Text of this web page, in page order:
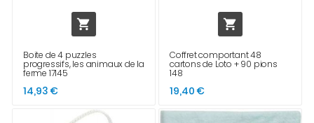

Boite de 4 puzzles
progressifs, les animaux de la
ferme 17145
14,93 €

Coffret comportant 48
cartons de Loto + 90 pions
148
19,40 €